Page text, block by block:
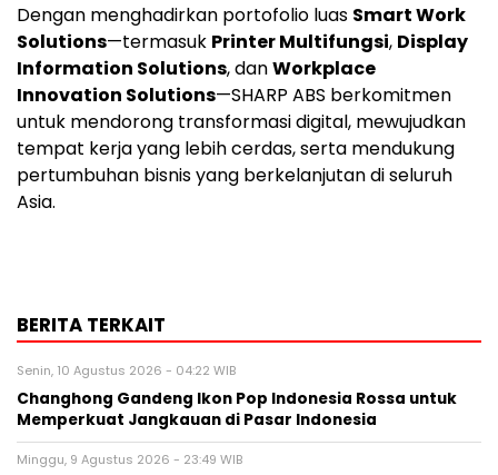
Dengan menghadirkan portofolio luas Smart Work
Solutions—termasuk Printer Multifungsi, Display
Information Solutions, danWorkplace
Innovation Solutions—SHARP ABS berkomitmen
untuk mendorong transformasi digital, mewujudkan
tempat kerja yang lebih cerdas, serta mendukung
pertumbuhan bisnis yang berkelanjutan di seluruh
Asia.
BERITA TERKAIT
Senin, 10 Agustus 2026 - 04:22 WIB
Changhong Gandeng Ikon Pop Indonesia Rossa untuk
Memperkuat Jangkauan di Pasar Indonesia
Minggu, 9 Agustus 2026 - 23:49 WIB